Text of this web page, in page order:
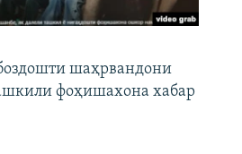
шаҳрвандони
фоҳишахона хабар